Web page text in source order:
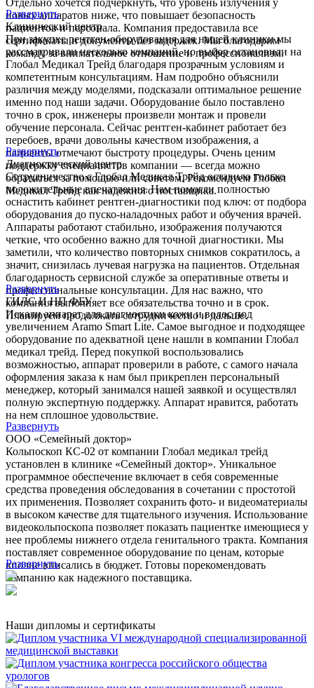
Отдельно хочется подчеркнуть, что уровень излучения у
новых аппаратов ниже, что повышает безопасность
пациентов и персонала. Компания предоставила все
сертификаты и документы без задержек. Мы благодарим
команду за внимательное отношение и профессионализм.
Развернуть
Клинический центр
При закупке рентген-оборудования для нашей клиники мы
рассматривали несколько компаний, но выбор остановили на
Глобал Медикал Трейд благодаря прозрачным условиям и
компетентным консультациям. Нам подробно объяснили
различия между моделями, подсказали оптимальное решение
именно под наши задачи. Оборудование было поставлено
точно в срок, инженеры произвели монтаж и провели
обучение персонала. Сейчас рентген-кабинет работает без
перебоев, врачи довольны качеством изображения, а
пациенты отмечают быстроту процедуры. Очень ценим
поддержку специалистов компании — всегда можно
обратиться за помощью или советом. Рекомендуем Глобал
Медикал Трейд как надежного поставщика.
Развернуть
Диагностический центр
Сотрудничество с Глобал Медикал Трейд оставило только
положительные впечатления. Нам помогли полностью
оснастить кабинет рентген-диагностики под ключ: от подбора
оборудования до пуско-наладочных работ и обучения врачей.
Аппараты работают стабильно, изображения получаются
четкие, что особенно важно для точной диагностики. Мы
заметили, что количество повторных снимков сократилось, а
значит, снизилась лучевая нагрузка на пациентов. Отдельная
благодарность сервисной службе за оперативные ответы и
профессиональные консультации. Для нас важно, что
компания выполняет все обязательства точно и в срок.
Планируем продолжать сотрудничество и дальше.
Развернуть
ГИЛС И НП ФБУ
Искали аппарат для диагностики кожи и волос под
увеличением Aramo Smart Lite. Самое выгодное и подходящее
оборудование по адекватной цене нашли в компании Глобал
медикал трейд. Перед покупкой воспользовались
возможностью, аппарат проверили в работе, с самого начала
оформления заказа к нам был прикреплен персональный
менеджер, который занимался нашей заявкой и осуществлял
полную экспертную поддержку. Аппарат нравится, работать
на нем сплошное удовольствие.
Развернуть
ООО «Семейный доктор»
Кольпоскоп КС-02 от компании Глобал медикал трейд
установлен в клинике «Семейный доктор». Уникальное
программное обеспечение включает в себя современные
средства проведения обследования в сочетании с простотой
их применения. Позволяет сохранить фото- и видеоматериалы
в высоком качестве для тщательного изучения. Использование
видеокольпоскопа позволяет показать пациентке имеющиеся у
нее проблемы нижнего отдела генитального тракта. Компания
поставляет современное оборудование по ценам, которые
вполне вписались в бюджет. Готовы порекомендовать
компанию как надежного поставщика.
Развернуть
Наши дипломы и сертификаты